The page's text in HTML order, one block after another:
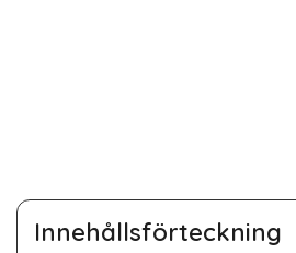
Innehållsförteckning